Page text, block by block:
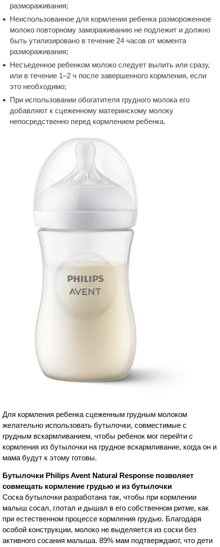
размораживания;
Неиспользованное для кормления ребенка размороженное
молоко повторному замораживанию не подлежит и должно
быть утилизировано в течение 24 часов от момента
размораживания;
Несъеденное ребенком молоко следует вылить или сразу,
или в течение 1–2 ч после завершенного кормления, если
это необходимо;
При использовании обогатителя грудного молока его
добавляют к сцеженному материнскому молоку
непосредственно перед кормлением ребенка.
Для кормления ребенка сцеженным грудным молоком
желательно использовать бутылочки, совместимые с
грудным вскармливанием, чтобы ребенок мог перейти с
кормления из бутылочки на грудное вскармливание, когда он и
мама будут к этому готовы.
Бутылочки Philips Avent Natural Response позволяет
совмещать кормление грудью и из бутылочки
Соска бутылочки разработана так, чтобы при кормлении
малыш сосал, глотал и дышал в его собственном ритме, как
при естественном процессе кормления грудью. Благодаря
особой конструкции, молоко не выделяется из соски без
активного сосания малыша. 89% мам подтверждают, что дети